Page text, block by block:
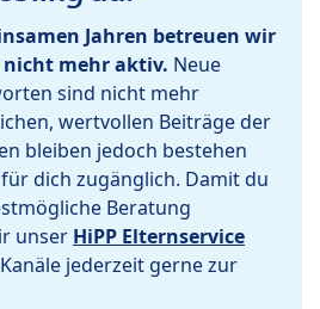
Jahren betreuen wir
nicht mehr aktiv. Neue
sind nicht mehr
wertvollen Beiträge der
bleiben jedoch bestehen
dich zugänglich. Damit du
Beratung
unser HiPP Elternservice
jederzeit gerne zur